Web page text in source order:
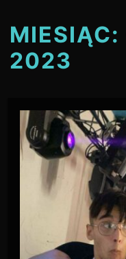
MIESIĄC:
2023